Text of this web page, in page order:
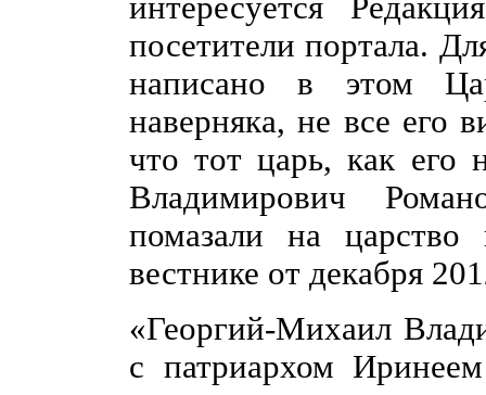
интересуется
посетители портала.
написано в этом
наверняка, не все его
что тот царь, как его
Владимирович
помазали на
вестнике от декабря
«Георгий-Михаил
с патриархом